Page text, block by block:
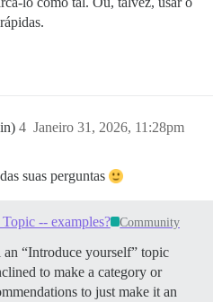
Janeiro 31, 2026, 11:28pm
4
suas perguntas
-- examples? Community
“Introduce yourself” topic
to make a category or
to just make it an